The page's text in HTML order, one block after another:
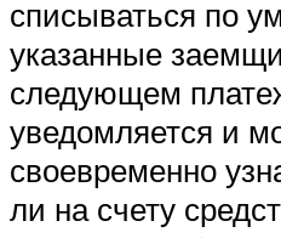
списываться по
указанные
следующем
уведомляется и
своевременно
ли на счету